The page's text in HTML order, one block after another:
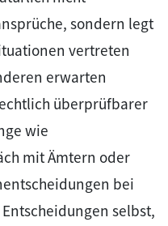
sondern legt
vertreten
erwarten
überprüfbarer
wie
mit Ämtern oder
bei
selbst,